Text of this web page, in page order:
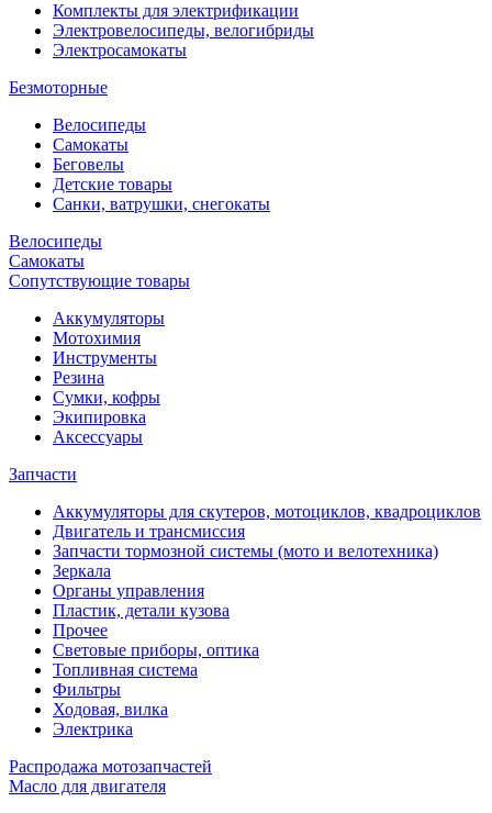
Комплекты для электрификации
Электровелосипеды, велогибриды
Электросамокаты
Безмоторные
Велосипеды
Самокаты
Беговелы
Детские товары
Санки, ватрушки, снегокаты
Велосипеды
Самокаты
Сопутствующие товары
Аккумуляторы
Мотохимия
Инструменты
Резина
Сумки, кофры
Экипировка
Аксессуары
Запчасти
Аккумуляторы для скутеров, мотоциклов, квадроциклов
Двигатель и трансмиссия
Запчасти тормозной системы (мото и велотехника)
Зеркала
Органы управления
Пластик, детали кузова
Прочее
Световые приборы, оптика
Топливная система
Фильтры
Ходовая, вилка
Электрика
Распродажа мотозапчастей
Масло для двигателя